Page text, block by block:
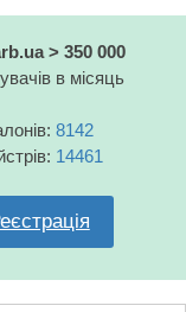
> 350 000
в місяць
8142
14461